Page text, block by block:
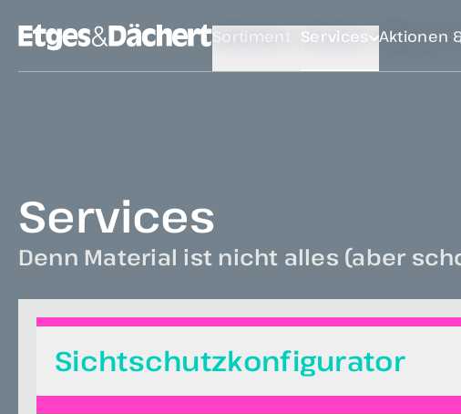
Sortiment Services Aktionen
Services
Denn Material ist nicht alles (aber
Sichtschutzkonfigurator